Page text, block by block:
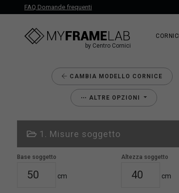
FAQ Domande frequenti
by Centro Cornici
CORNICI
CAMBIA MODELLO CORNICE
ALTRE OPZIONI
1. Misure soggetto
Base soggetto
cm
Altezza soggetto
cm